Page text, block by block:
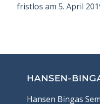
fristlos am 5. April
HANSEN-
Hansen Bingas